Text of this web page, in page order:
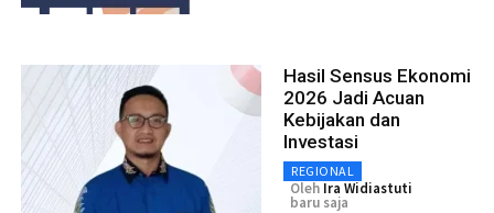
Hasil Sensus Ekonomi
2026 Jadi Acuan
Kebijakan dan
Investasi
REGIONAL
Oleh Ira Widiastuti
baru saja